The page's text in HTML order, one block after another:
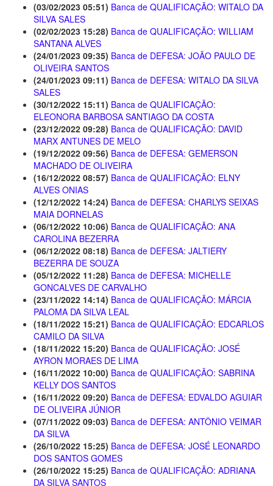
(03/02/2023 05:51) Banca de QUALIFICAÇÃO: WITALO DA
SILVA SALES
(02/02/2023 15:28) Banca de QUALIFICAÇÃO: WILLIAM
SANTANA ALVES
(24/01/2023 09:35) Banca de DEFESA: JOÃO PAULO DE
OLIVEIRA SANTOS
(24/01/2023 09:11) Banca de DEFESA: WITALO DA SILVA
SALES
(30/12/2022 15:11) Banca de QUALIFICAÇÃO:
ELEONORA BARBOSA SANTIAGO DA COSTA
(23/12/2022 09:28) Banca de QUALIFICAÇÃO: DAVID
MARX ANTUNES DE MELO
(19/12/2022 09:56) Banca de DEFESA: GEMERSON
MACHADO DE OLIVEIRA
(16/12/2022 08:57) Banca de QUALIFICAÇÃO: ELNY
ALVES ONIAS
(12/12/2022 14:24) Banca de DEFESA: CHARLYS SEIXAS
MAIA DORNELAS
(06/12/2022 10:06) Banca de QUALIFICAÇÃO: ANA
CAROLINA BEZERRA
(06/12/2022 08:18) Banca de DEFESA: JALTIERY
BEZERRA DE SOUZA
(05/12/2022 11:28) Banca de DEFESA: MICHELLE
GONCALVES DE CARVALHO
(23/11/2022 14:14) Banca de QUALIFICAÇÃO: MÁRCIA
PALOMA DA SILVA LEAL
(18/11/2022 15:21) Banca de QUALIFICAÇÃO: EDCARLOS
CAMILO DA SILVA
(18/11/2022 15:20) Banca de QUALIFICAÇÃO: JOSÉ
AYRON MORAES DE LIMA
(16/11/2022 10:00) Banca de QUALIFICAÇÃO: SABRINA
KELLY DOS SANTOS
(16/11/2022 09:20) Banca de DEFESA: EDVALDO AGUIAR
DE OLIVEIRA JÚNIOR
(07/11/2022 09:03) Banca de DEFESA: ANTÔNIO VEIMAR
DA SILVA
(26/10/2022 15:25) Banca de DEFESA: JOSÉ LEONARDO
DOS SANTOS GOMES
(26/10/2022 15:25) Banca de QUALIFICAÇÃO: ADRIANA
DA SILVA SANTOS